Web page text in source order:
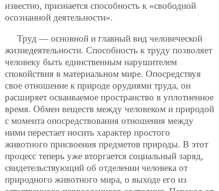
известно, признается способность к «свободной
осознанной деятельности».
Труд — основной и главный вид человеческой
жизнедеятельности. Способность к труду позволяет
человеку быть единственным нарушителем
спокойствия в материальном мире. Опосредствуя
свое отношение к природе орудиями труда, он
расширяет осваиваемое пространство в уплотненное
время. Обмен веществ между человеком и природой
с момента опосредствования отношения между
ними перестает носить характер простого
животного присвоения предметов природы. В этот
процесс теперь уже вторгается социальный заряд,
свидетельствующий об отделении человека от
природного животного мира, о выходе его из